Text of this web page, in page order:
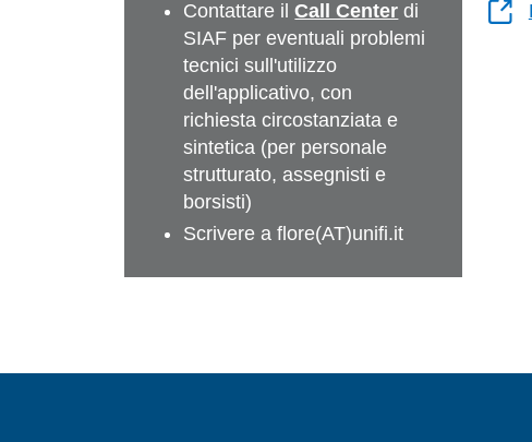
Contattare ilCall Center di
SIAF per eventuali problemi
tecnici sull'utilizzo
dell'applicativo, con
richiesta circostanziata e
sintetica (per personale
strutturato, assegnisti e
borsisti)
Scrivere a flore(AT)unifi.it